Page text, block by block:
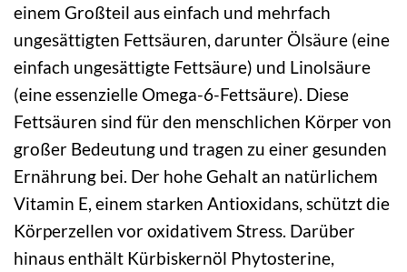
einem Großteil aus einfach und mehrfach
ungesättigten Fettsäuren, darunter Ölsäure (eine
einfach ungesättigte Fettsäure) und Linolsäure
(eine essenzielle Omega-6-Fettsäure). Diese
Fettsäuren sind für den menschlichen Körper von
großer Bedeutung und tragen zu einer gesunden
Ernährung bei. Der hohe Gehalt an natürlichem
Vitamin E, einem starken Antioxidans, schützt die
Körperzellen vor oxidativem Stress. Darüber
hinaus enthält Kürbiskernöl Phytosterine,